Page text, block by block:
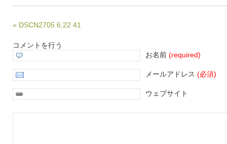
« DSCN2705 6,22 41
コメントを行う
お名前 (required)
メールアドレス (必須)
ウェブサイト